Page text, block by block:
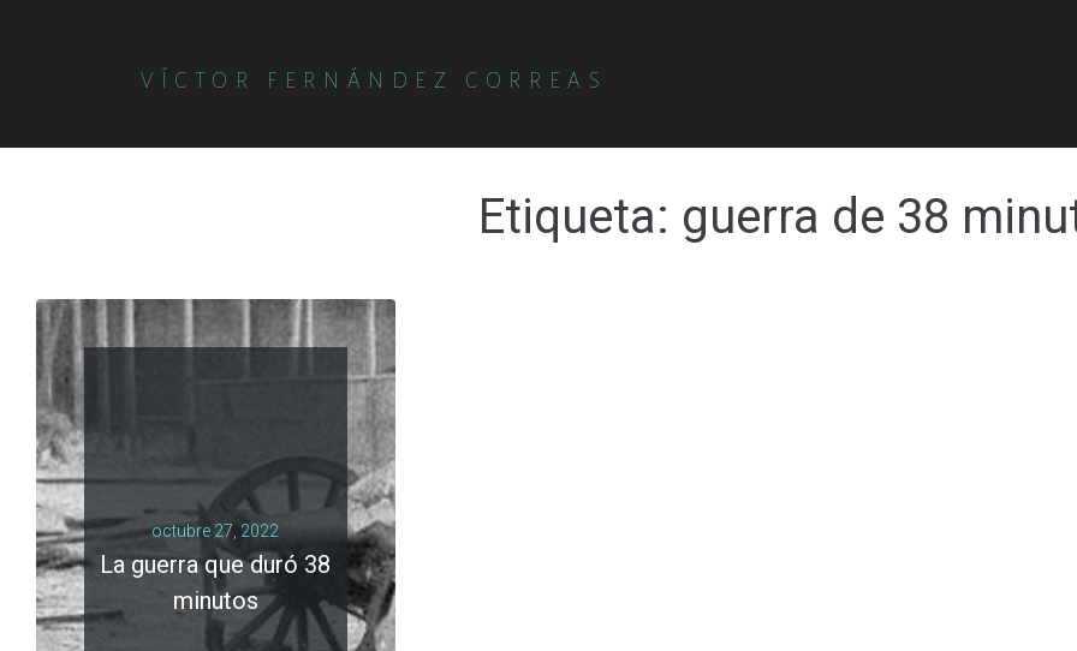
VÍCTOR FERNÁNDEZ CORREAS
Etiqueta: guerra de 38
octubre 27, 2022
La guerra que duró 38
minutos
LEER MÁS
0 comments